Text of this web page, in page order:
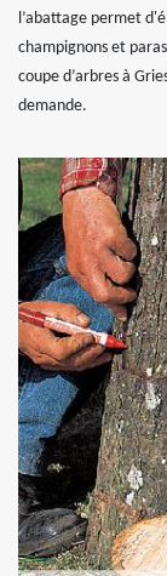
l’abattage permet
champignons et
coupe d’arbres à
demande.